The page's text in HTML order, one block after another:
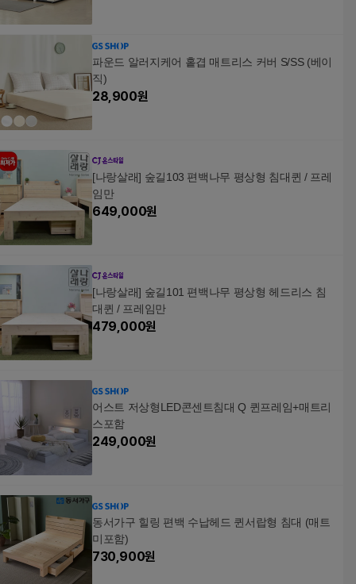
파운드 알러지케어 홑겹 매트리스 커버 S/SS (베이
직)
28,900원
[나랑살래] 숲길103 편백나무 평상형 침대퀸 / 프레
임만
649,000원
[나랑살래] 숲길101 편백나무 평상형 헤드리스 침
대퀸 / 프레임만
479,000원
어스트 저상형LED콘센트침대 Q 퀸프레임+매트리
스포함
249,000원
동서가구 힐링 편백 수납헤드 퀸서랍형 침대 (매트
미포함)
730,900원